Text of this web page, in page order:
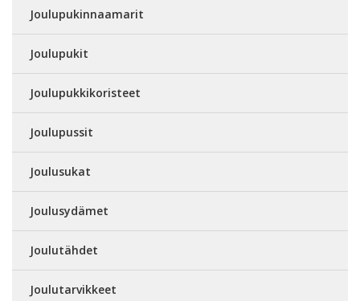
Joulupukinnaamarit
Joulupukit
Joulupukkikoristeet
Joulupussit
Joulusukat
Joulusydämet
Joulutähdet
Joulutarvikkeet